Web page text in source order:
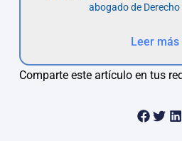
abogado de
Leer más
Comparte este artículo en tus